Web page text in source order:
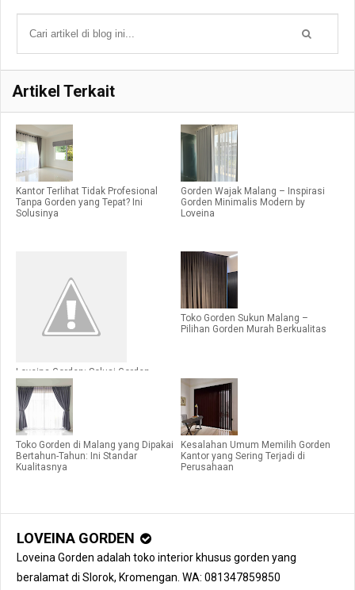
Artikel Terkait
Kantor Terlihat Tidak Profesional
Tanpa Gorden yang Tepat? Ini
Solusinya
Gorden Wajak Malang – Inspirasi
Gorden Minimalis Modern by
Loveina
Loveina Gorden: Solusi Gorden
Toko Gorden Sukun Malang –
Pilihan Gorden Murah Berkualitas
Toko Gorden di Malang yang Dipakai
Bertahun-Tahun: Ini Standar
Kualitasnya
Kesalahan Umum Memilih Gorden
Kantor yang Sering Terjadi di
Perusahaan
LOVEINA GORDEN
Loveina Gorden adalah toko interior khusus gorden yang
beralamat di Slorok, Kromengan. WA: 081347859850